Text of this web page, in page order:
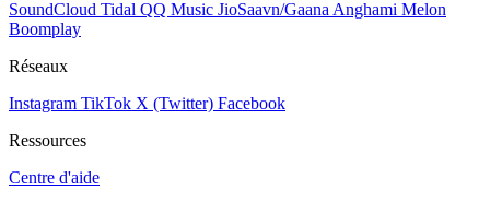
SoundCloud Tidal QQ Music JioSaavn/Gaana Anghami Melon
Boomplay
Réseaux
Instagram TikTok X (Twitter) Facebook
Ressources
Centre d'aide